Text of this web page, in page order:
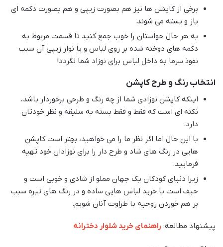
برخی از کاپشن ها نیز هم بصورت زیپی و هم بصورت دکمه ای
باز و بسته می شوند.
به هر حال حواستان را خوب جمع کنید تا قسمت مربوط به
دکمه های دوخته شده بر روی لباس و یا نوار زیپی آن سبب
نفوذ سرما به داخل لباس برای نوزاد شما نگردد!
انتخاب رنگ و طرح کاپشن
اینکه کاپشن نوزادی شما از چه رنگ و طرحی برخوردار باشد،
نکته ای است که فقط و فقط بسته به سلیقه و نظر خودتان
دارد.
با این حال اما اگر نظر ما را می خواهید، بهتر است کاپشن
هایی در رنگ های شاد و طرح دار را برای نوزادان خود تهیه
فرمایید.
زیرا دنیای کودکان یک جهان مملو از شادی و خوبی است و
حیف است با خرید لباس هایی ساده و در رنگ های تیره سبب
بر هم خوردن روحیه با طراوت آنان شویم.
پیشنهاد مطالعه: راهنمای خرید شلوار دخترانه